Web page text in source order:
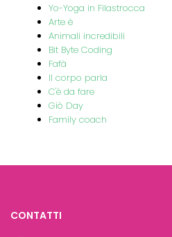
Yo-Yoga in Filastrocca
Arte è
Animali incredibili
Bit Byte Coding
Fafà
Il corpo parla
C'è da fare
Giò Day
Family coach
CONTATTI